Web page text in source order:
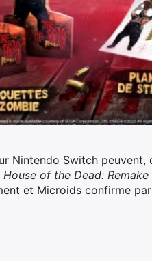
Nintendo Switch
House of the Dead:
et Microids confirme